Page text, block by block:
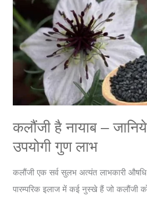
जानिये
क्या
हैं
इसके
अनुभूत
सिद्ध
प्रयोग
कलौंजी है नायाब –
उपयोगी गुण लाभ
कलौंजी एक सर्व सुलभ अत्यंत लाभकारी औषधि
पारम्परिक इलाज में कई नुस्खे हैं जो कलौंजी